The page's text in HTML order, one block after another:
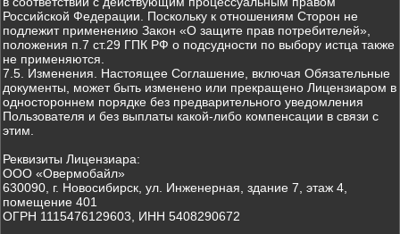
Российской Федерации. Поскольку к отношениям Сторон не
подлежит применению Закон «О защите прав потребителей»,
положения п.7 ст.29 ГПК РФ о подсудности по выбору истца также
не применяются.
7.5. Изменения. Настоящее Соглашение, включая Обязательные
документы, может быть изменено или прекращено Лицензиаром в
одностороннем порядке без предварительного уведомления
Пользователя и без выплаты какой-либо компенсации в связи с
этим.
Реквизиты Лицензиара:
ООО «Овермобайл»
630090, г. Новосибирск, ул. Инженерная, здание 7, этаж 4,
помещение 401
ОГРН 1115476129603, ИНН 5408290672